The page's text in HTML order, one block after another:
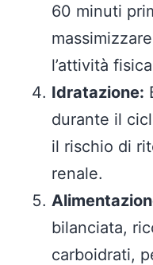
60 minuti
l’attività
Idratazione:
durante il
il rischio di
renale.
bilanciata,
carboidrati,